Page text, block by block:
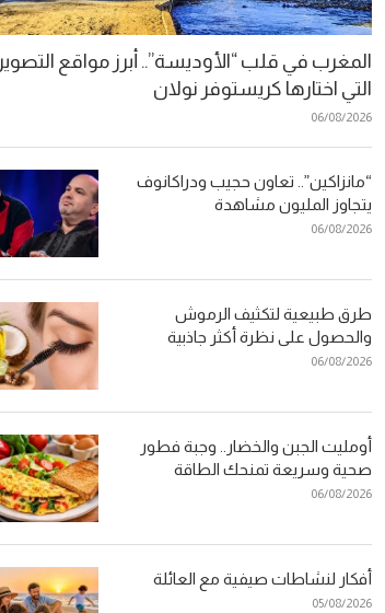
المغرب في قلب “الأوديسة”.. أبرز مواقع التصوير
التي اختارها كريستوفر نولان
06/08/2026
“مانزاكين”.. تعاون حجيب ودراكانوف
يتجاوز المليون مشاهدة
06/08/2026
طرق طبيعية لتكثيف الرموش
والحصول على نظرة أكثر جاذبية
06/08/2026
أومليت الجبن والخضار.. وجبة فطور
صحية وسريعة تمنحك الطاقة
06/08/2026
أفكار لنشاطات صيفية مع العائلة
05/08/2026